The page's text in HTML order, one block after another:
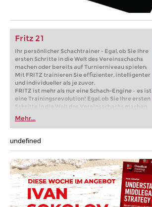
Fritz 21
Ihr persönlicher Schachtrainer - Egal, ob Sie Ihre
ersten Schritte in die Welt des Vereinsschachs
machen oder bereits auf Turnierniveau spielen:
Mit FRITZ trainieren Sie effizienter, intelligenter
und individueller als je zuvor.
FRITZ ist mehr als nur eine Schach-Engine – es ist
eine Trainingsrevolution! Egal, ob Sie Ihre ersten
Schritte in die Welt des Vereinsschachs machen
oder bereits auf Turnierniveau spielen: Mit
FRITZ trainieren Sie effizienter, intelligenter und
individueller als je zuvor.
Mehr...
undefined